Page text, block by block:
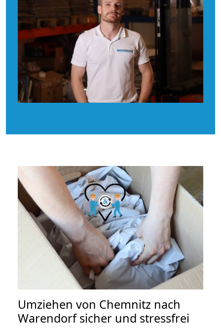
Umziehen von Chemnitz nach
Warendorfsicher und stressfrei